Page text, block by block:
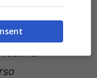
9:
si